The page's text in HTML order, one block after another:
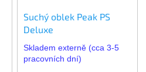
Suchý oblek Peak PS
Deluxe
Skladem externě (cca 3-5
pracovních dní)